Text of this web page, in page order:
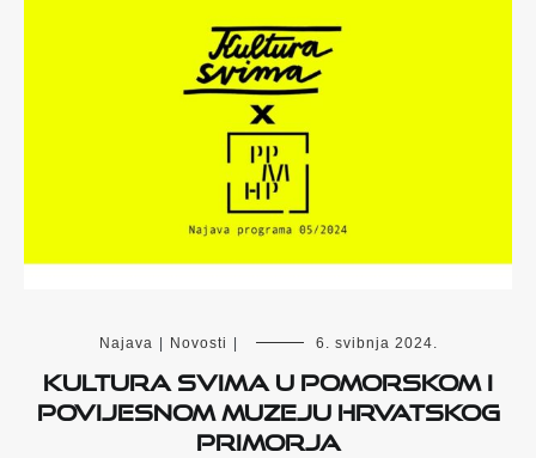
Najava Novosti 6. svibnja 2024.
Kultura svima u Pomorskom i
povijesnom muzeju Hrvatskog
primorja